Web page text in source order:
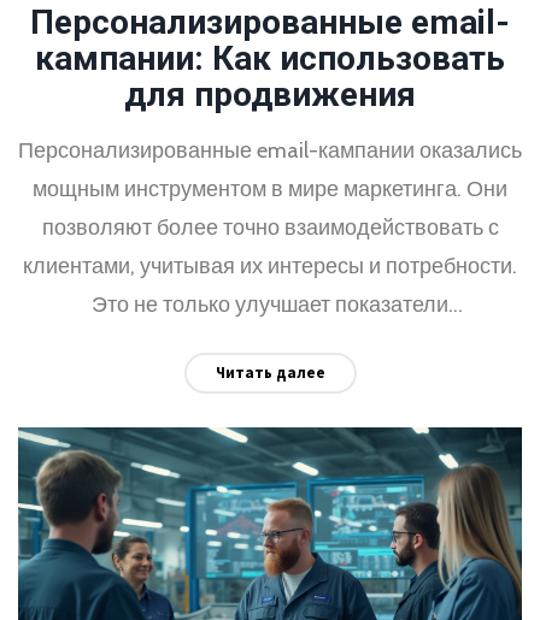
Персонализированные email-
кампании: Как использовать
для продвижения
Персонализированные email-кампании оказались
мощным инструментом в мире маркетинга. Они
позволяют более точно взаимодействовать с
клиентами, учитывая их интересы и потребности.
Это не только улучшает показатели
увеличению конверсии. В статье обсуждаются
персонализированных email-кампаний.
Рассматриваются примеры успешных практик и
даются советы от известных экспертов в области
маркетинга.
Читать далее